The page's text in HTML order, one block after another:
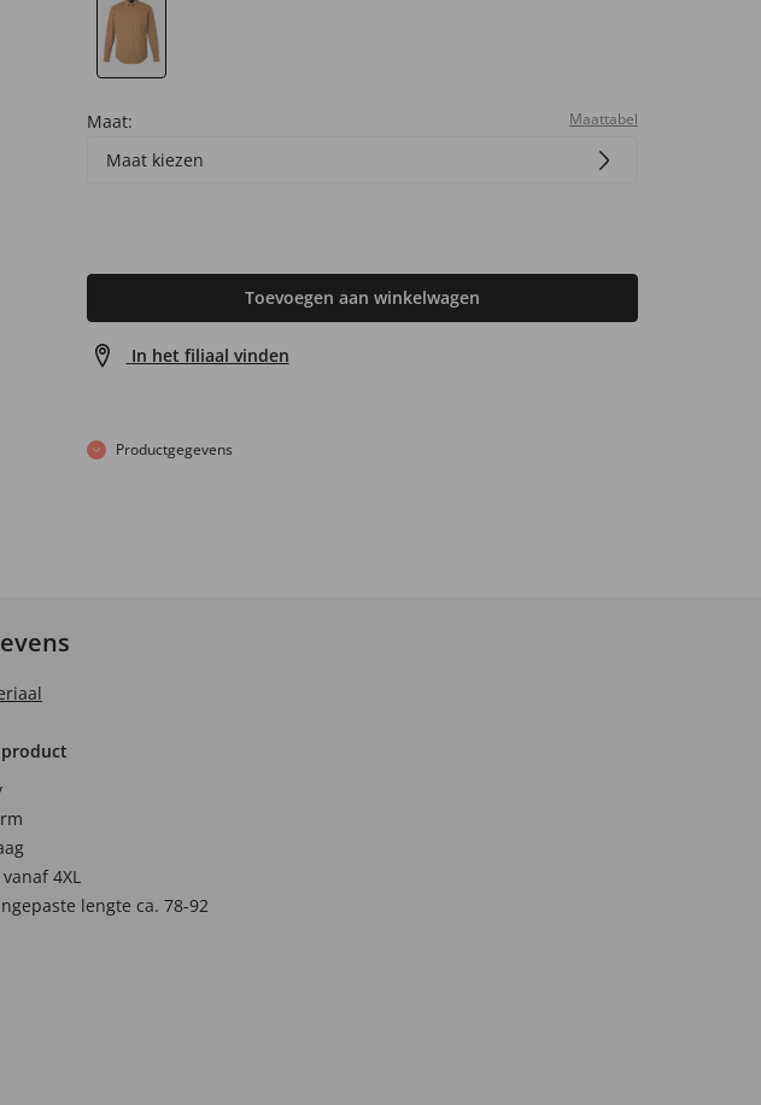
Maat: Maattabel
Maat kiezen
Toevoegen aan winkelwagen
In het filiaal vinden
Productgegevens
4XL
lengte ca. 78-92